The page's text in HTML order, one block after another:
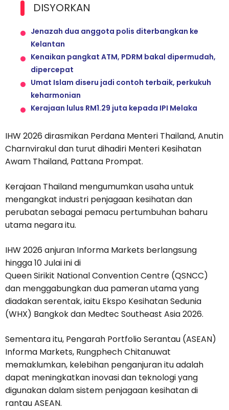
DISYORKAN
Jenazah dua anggota polis diterbangkan ke
Kelantan
Kenaikan pangkat ATM, PDRM bakal dipermudah,
dipercepat
Umat Islam diseru jadi contoh terbaik, perkukuh
keharmonian
Kerajaan lulus RM1.29 juta kepada IPI Melaka
IHW 2026 dirasmikan Perdana Menteri Thailand, Anutin
Charnvirakul dan turut dihadiri Menteri Kesihatan
Awam Thailand, Pattana Prompat.
Kerajaan Thailand mengumumkan usaha untuk
mengangkat industri penjagaan kesihatan dan
perubatan sebagai pemacu pertumbuhan baharu
utama negara itu.
IHW 2026 anjuran Informa Markets berlangsung
hingga 10 Julai ini di
Queen Sirikit National Convention Centre (QSNCC)
dan menggabungkan dua pameran utama yang
diadakan serentak, iaitu Ekspo Kesihatan Sedunia
(WHX) Bangkok dan Medtec Southeast Asia 2026.
Sementara itu, Pengarah Portfolio Serantau (ASEAN)
Informa Markets, Rungphech Chitanuwat
memaklumkan, kelebihan penganjuran itu adalah
dapat meningkatkan inovasi dan teknologi yang
digunakan dalam sistem penjagaan kesihatan di
rantau ASEAN.